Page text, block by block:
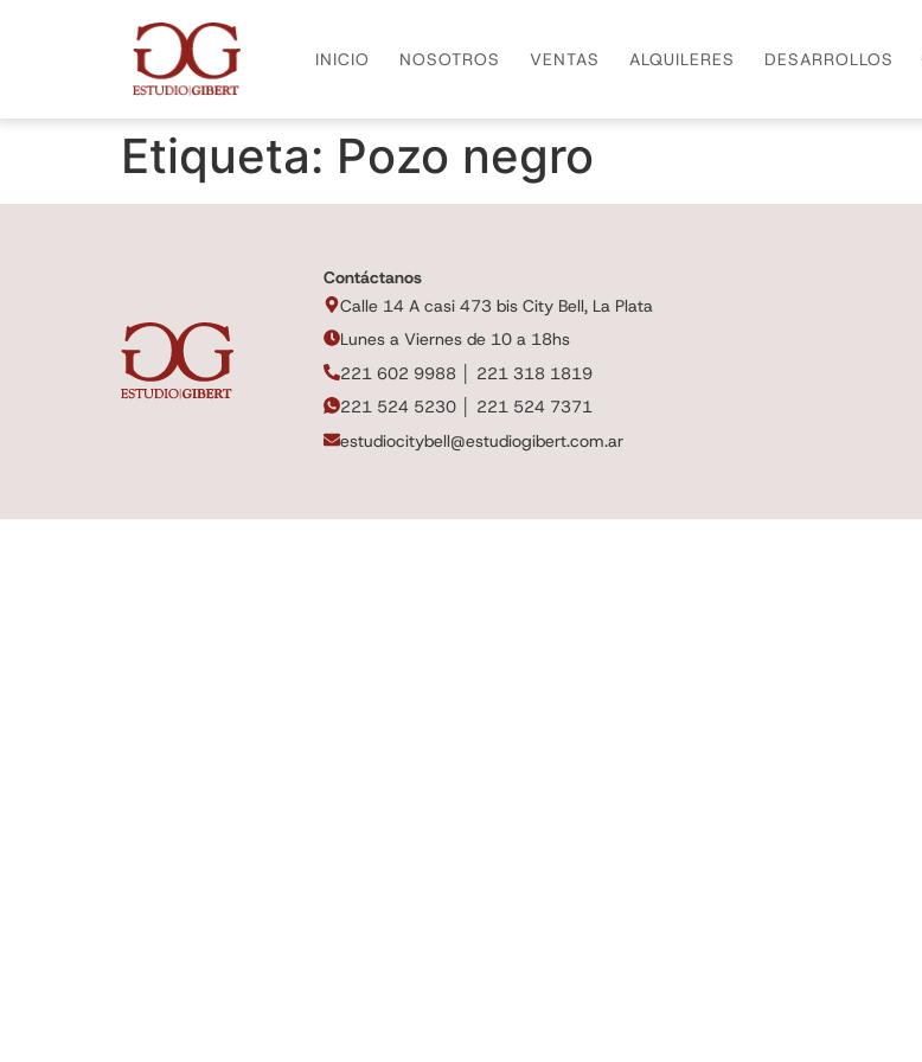
INICIO NOSOTROS VENTAS ALQUILERES DESARROLLOS
Etiqueta: Pozo negro
Contáctanos
Calle 14 A casi 473 bis City Bell, La Plata
Lunes a Viernes de 10 a 18hs
221 602 9988 │ 221 318 1819
221 524 5230 │ 221 524 7371
estudiocitybell@estudiogibert.com.ar